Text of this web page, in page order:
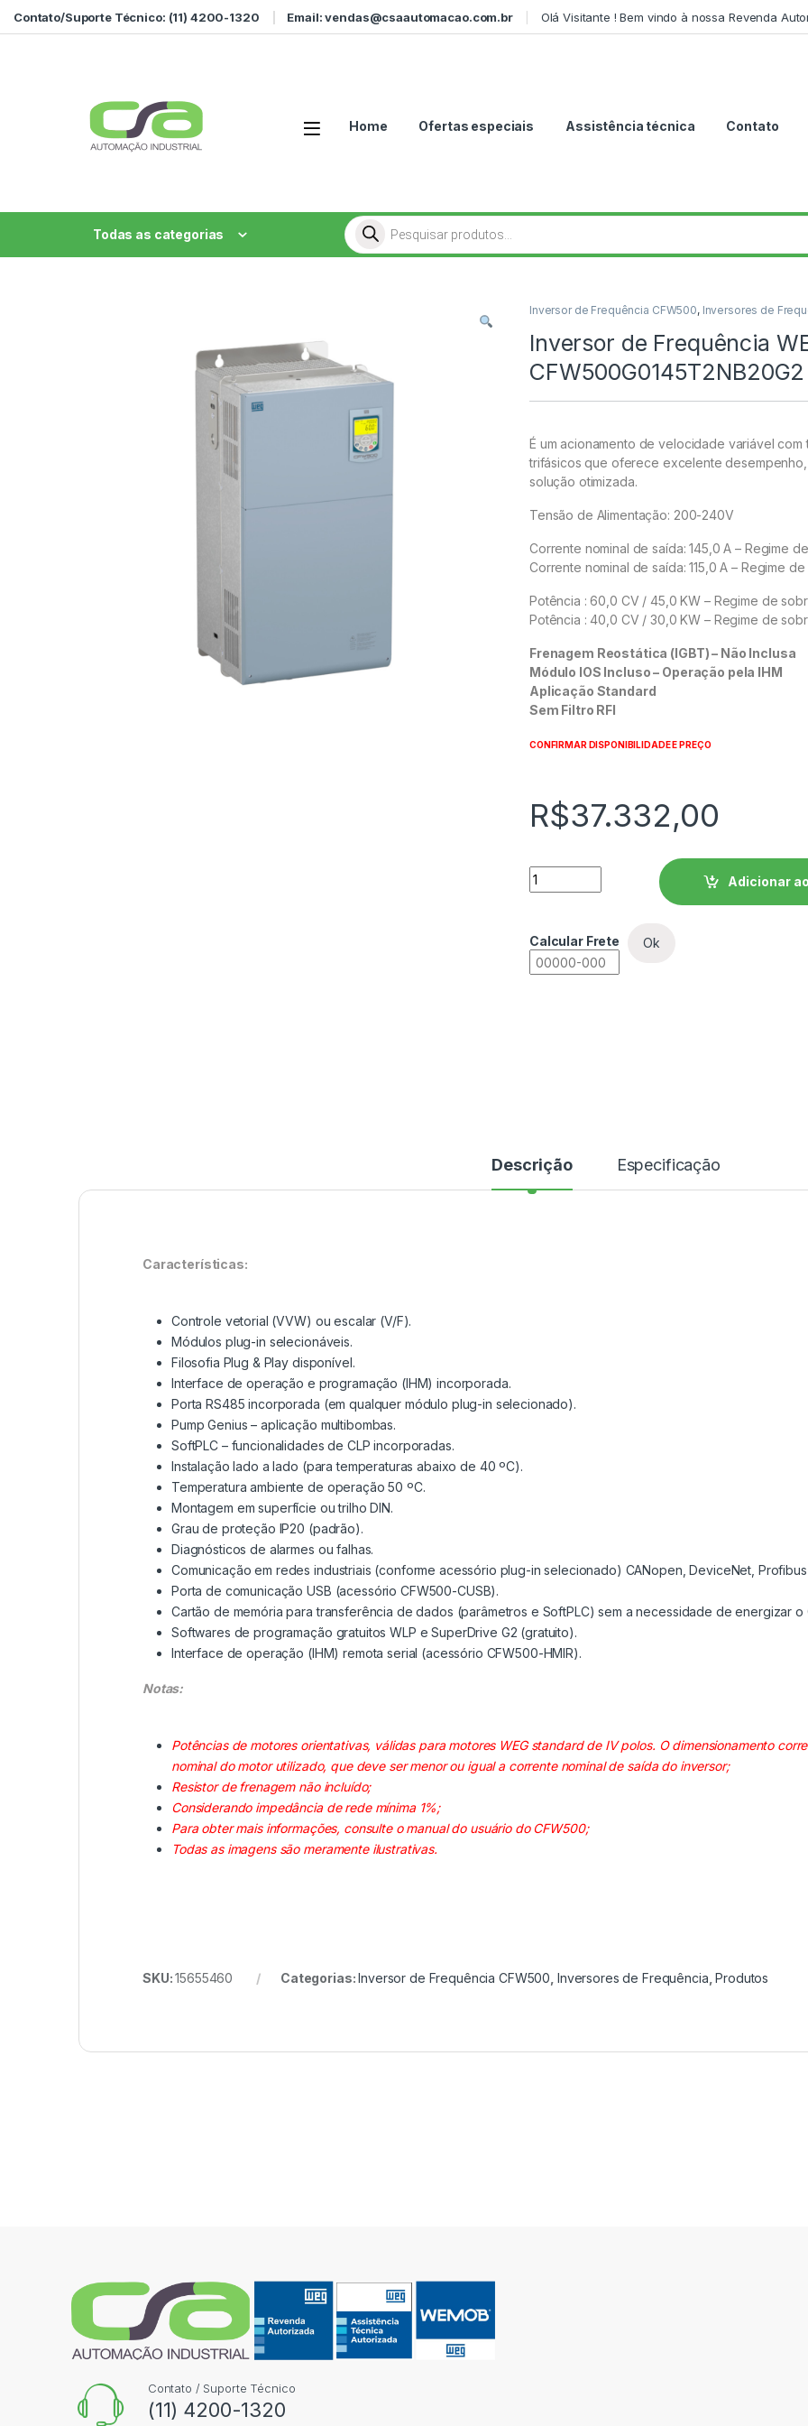
Ir para a navegação
Ir para o conteúdo
Contato/Suporte Técnico: (11) 4200-1320 Email: vendas@csaautomacao.com.br Olá Visitante ! Bem vindo à nossa Revenda
Home Ofertas especiais Assistência técnica Contato
Todas as categorias
Pesquisar produtos
Inversor de Frequência CFW500, Inversores de
Inversor de Frequência
CFW500G0145T2NB20G2
É um acionamento de velocidade variável
trifásicos que oferece excelente
solução otimizada.
Tensão de Alimentação: 200-240V
Corrente nominal de saída: 145,0 A – Regime
Corrente nominal de saída: 115,0 A – Regime
Potência : 60,0 CV / 45,0 KW – Regime de
Potência : 40,0 CV / 30,0 KW – Regime de
Frenagem Reostática (IGBT) – Não Inclusa
Módulo IOS Incluso – Operação pela IHM
Aplicação Standard
Sem Filtro RFI
CONFIRMAR DISPONIBILIDADE E PREÇO
R$37.332,00
Inversor de Frequência WEG CFW500 -
Adicionar
Calcular Frete Ok
Descrição Especificação
Características:
Controle vetorial (VVW) ou escalar (V/F).
Módulos plug-in selecionáveis.
Filosofia Plug & Play disponível.
Interface de operação e programação (IHM) incorporada.
Porta RS485 incorporada (em qualquer módulo plug-in selecionado).
Pump Genius – aplicação multibombas.
SoftPLC – funcionalidades de CLP incorporadas.
Instalação lado a lado (para temperaturas abaixo de 40 ºC).
Temperatura ambiente de operação 50 ºC.
Montagem em superfície ou trilho DIN.
Grau de proteção IP20 (padrão).
Diagnósticos de alarmes ou falhas.
Comunicação em redes industriais (conforme acessório plug-in selecionado) CANopen, DeviceNet,
Porta de comunicação USB (acessório CFW500-CUSB).
Cartão de memória para transferência de dados (parâmetros e SoftPLC) sem a necessidade de energizar
Softwares de programação gratuitos WLP e SuperDrive G2 (gratuito).
Interface de operação (IHM) remota serial (acessório CFW500-HMIR).
Notas:
Potências de motores orientativas, válidas para motores WEG standard de IV polos. O dimensionamento
nominal do motor utilizado, que deve ser menor ou igual a corrente nominal de saída do inversor;
Resistor de frenagem não incluído;
Considerando impedância de rede mínima 1%;
Para obter mais informações, consulte o manual do usuário do CFW500;
Todas as imagens são meramente ilustrativas.
SKU:15655460 Categorias:Inversor de Frequência CFW500 Inversores de Frequência ,Produtos
Contato / Suporte Técnico
(11) 4200-1320